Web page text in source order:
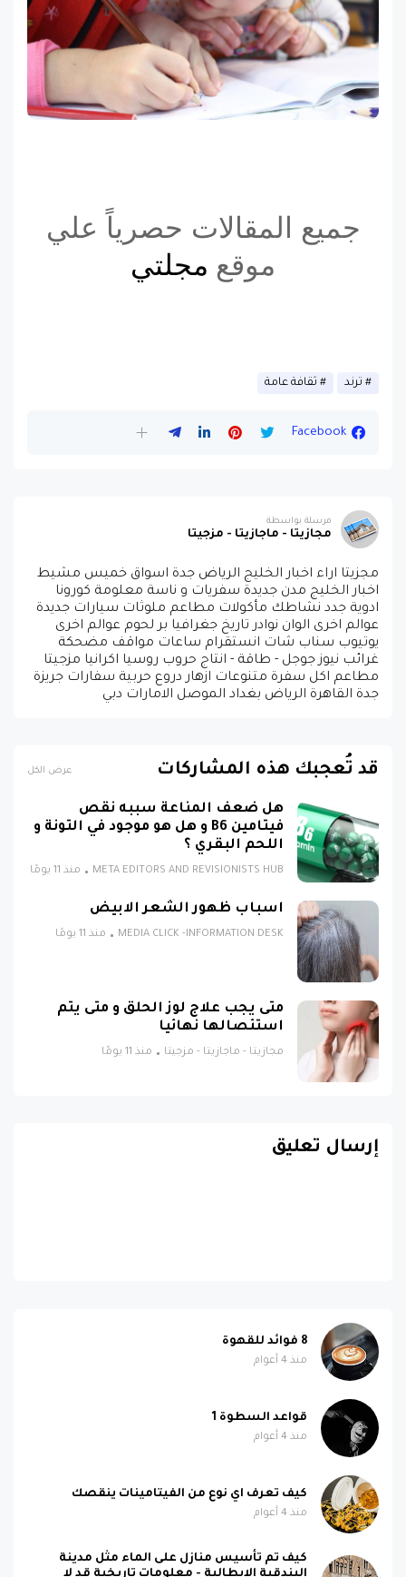
جميع المقالات حصرياً علي
موقع مجلتي
ترند ثقافة عامة
Facebook
مرسلة بواسطة
مجازيتا - ماجازيتا - مزجيتا
مجزيتا اراء اخبار الخليج الرياض جدة اسواق خميس مشيط
اخبار الخليج مدن جديدة سفريات و ناسة معلومة كورونا
ادوية جدد نشاطك مأكولات مطاعم ملوثات سيارات جديدة
عوالم اخرى الوان نوادر تاريخ جغرافيا بر لحوم عوالم اخرى
يوتيوب سناب شات انستقرام ساعات مواقف مضحكة
غرائب نيوز جوجل - طاقة - انتاج حروب روسيا اكرانيا مزجيتا
مطاعم اكل سفرة متنوعات ازهار دروع حربية سفارات جريزة
جدة القاهرة الرياض بغداد الموصل الامارات دبي
قد تُعجبك هذه المشاركات عرض الكل
هل ضعف المناعة سببه نقص
فيتامين B6 و هل هو موجود في التونة و
اللحم البقري ؟
META EDITORS AND REVISIONISTS HUB منذ 11 يومًا
اسباب ظهور الشعر الابيض
MEDIA CLICK -INFORMATION DESK منذ 11 يومًا
متى يجب علاج لوز الحلق و متى يتم
استئصالها نهائيا
مجازيتا - ماجازيتا - مزجيتا منذ 11 يومًا
إرسال تعليق
8 فوائد للقهوة
منذ 4 أعوام
قواعد السطوة 1
منذ 4 أعوام
كيف تعرف اي نوع من الفيتامينات ينقصك
منذ 4 أعوام
كيف تم تأسيس منازل على الماء مثل مدينة
البندقية الايطالية - معلومات تاريخية قد لا